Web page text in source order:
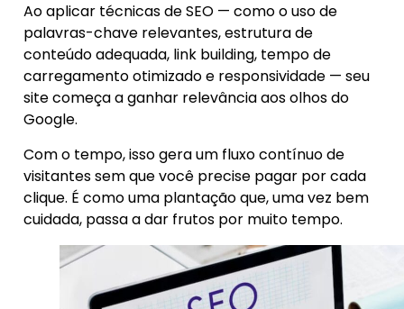
Ao aplicar técnicas de SEO — como o uso de
palavras-chave relevantes, estrutura de
conteúdo adequada, link building, tempo de
carregamento otimizado e responsividade — seu
site começa a ganhar relevância aos olhos do
Google.
Com o tempo, isso gera um fluxo contínuo de
visitantes sem que você precise pagar por cada
clique. É como uma plantação que, uma vez bem
cuidada, passa a dar frutos por muito tempo.